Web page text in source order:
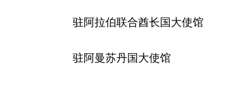
驻阿拉伯联合酋长国大使馆
驻阿曼苏丹国大使馆